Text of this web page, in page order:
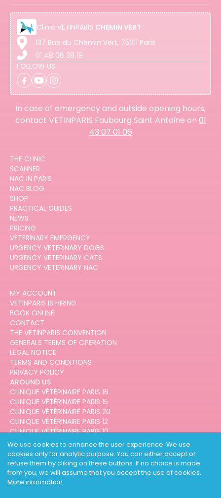
We use cookies to enhance the user experience. We use
cookies only for analytic purpose. You can either accept or
refuse them by cliking on these buttons. If no choice is made
from you, we will assume that you accept the use of cookies.
More information
Clinic VETINPARIS CHEMIN VERT
137 Rue du Chemin Vert, 75011 Paris
01 48 06 38 19
FOLLOW US
In case of emergency and outside opening hours,
contact VETINPARIS Faubourg Saint Antoine on 01
43 07 01 06
THE CLINIC
SCANNER
NAC IN PARIS
NAC BLOG
SHOP
PRACTICAL GUIDES
NEWS
PRICING
VETERINARY EMERGENCY
URGENCY VETERINARY DOGS
URGENCY VETERINARY CATS
URGENCY VETERINARY NAC
MY ACCOUNT
VETINPARIS IS HIRING
BOOK ONLINE
CONTACT
THE VETINPARIS CONVENTION
GENERALS TERMS OF OPERATION
LEGAL NOTICE
TERMS AND CONDITIONS
PRIVACY POLICY
AROUND US
CLINIQUE VÉTÉRINAIRE PARIS 16
CLINIQUE VÉTÉRINAIRE PARIS 15
CLINIQUE VÉTÉRINAIRE PARIS 20
CLINIQUE VÉTÉRINAIRE PARIS 12
CLINIQUE VÉTÉRINAIRE PARIS 10
CLINIQUE VÉTÉRINAIRE PARIS 3